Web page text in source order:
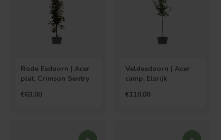
Rode Esdoorn | Acer
plat. Crimson Sentry
€63,00
Veldesdoorn | Acer
camp. Elsrijk
€110,00